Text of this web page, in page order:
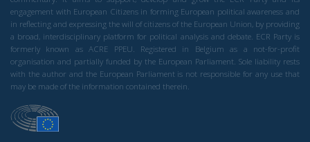
engagement with European Citizens in forming European political awareness and
in reflecting and expressing the will of citizens of the European Union, by providing
a broad, interdisciplinary platform for political analysis and debate. ECR Party is
formerly known as ACRE PPEU. Registered in Belgium as a not-for-profit
organisation and partially funded by the European Parliament. Sole liability rests
with the author and the European Parliament is not responsible for any use that
may be made of the information contained therein.